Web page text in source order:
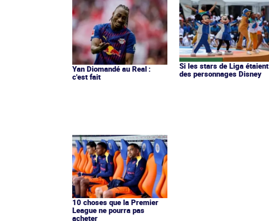
Yan Diomandé au Real :
c'est fait
Si les stars de Liga étaient
des personnages Disney
10 choses que la Premier
League ne pourra pas
acheter